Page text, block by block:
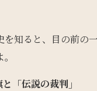
を知ると、目の前の
「伝説の裁判」